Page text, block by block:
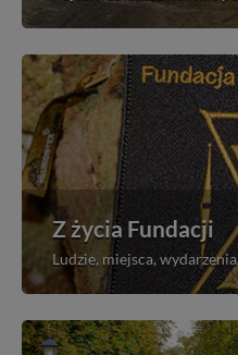
Z życia Fundacji
Ludzie, miejsca, wydarzenia